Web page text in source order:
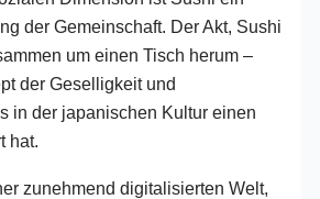
der Gemeinschaft. Der Akt, Sushi
um einen Tisch herum –
der Geselligkeit und
in der japanischen Kultur einen
hat.
zunehmend digitalisierten Welt,